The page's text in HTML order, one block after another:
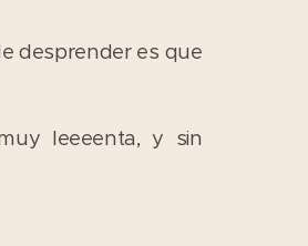
desprender es que
leeeenta, y sin